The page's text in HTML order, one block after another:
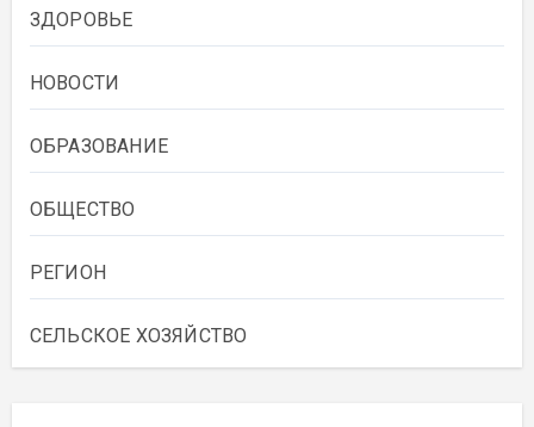
ЗДОРОВЬЕ
НОВОСТИ
ОБРАЗОВАНИЕ
ОБЩЕСТВО
РЕГИОН
СЕЛЬСКОЕ ХОЗЯЙСТВО